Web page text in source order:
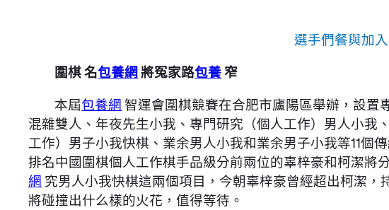
選手們餐與加
圍棋 名包養網將冤家路包養窄
本屆包養網 智運會圍棋競賽在合肥市廬陽區舉辦，設置
混雜雙人、年夜先生小我、專門研究（個人工作）男人小
工作）男子小我快棋、業余男人小我和業余男子小我等11
排名中國圍棋個人工作棋手品級分前兩位的辜梓豪和柯潔
網 究男人小我快棋這兩個項目，今朝辜梓豪曾經超出柯潔
將碰撞出什么樣的火花，值得等待。